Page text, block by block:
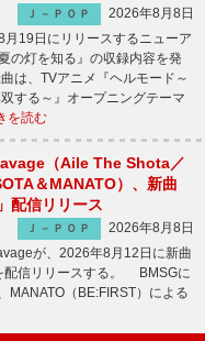
Ｊ－ＰＯＰ
2026年8月8日
19日にリリースするニューア
の灯を知る』の収録内容を発
は、TVアニメ『ヘルモード～
する～』オープニングテーマ
を読む
（Aile The Shota／
＆MANATO）、新曲
配信リリース
Ｊ－ＰＯＰ
2026年8月8日
が、2026年8月12日に新曲
配信リリースする。 BMSGに
MANATO（BE:FIRST）による